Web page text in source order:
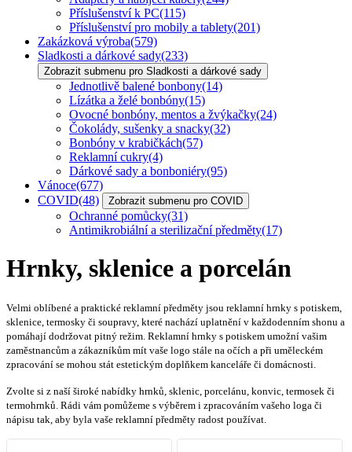
Příslušenství k PC(115)
Příslušenství pro mobily a tablety(201)
Zakázková výroba(579)
Sladkosti a dárkové sady(233)
Zobrazit submenu pro Sladkosti a dárkové sady
Jednotlivě balené bonbony(14)
Lízátka a želé bonbóny(15)
Ovocné bonbóny, mentos a žvýkačky(24)
Čokolády, sušenky a snacky(32)
Bonbóny v krabičkách(57)
Reklamní cukry(4)
Dárkové sady a bonboniéry(95)
Vánoce(677)
COVID(48) Zobrazit submenu pro COVID
Ochranné pomůcky(31)
Antimikrobiální a sterilizační předměty(17)
Hrnky, sklenice a porcelán
Velmi oblíbené a praktické reklamní předměty jsou reklamní hrnky s potiskem,
sklenice, termosky či soupravy, které nachází uplatnění v každodenním shonu a
pomáhají dodržovat pitný režim. Reklamní hrnky s potiskem umožní vašim
zaměstnancům a zákazníkům mít vaše logo stále na očích a při uměleckém
zpracování se mohou stát estetickým doplňkem kanceláře či domácnosti.
Zvolte si z naší široké nabídky hrnků, sklenic, porcelánu, konvic, termosek či
termohrnků. Rádi vám pomůžeme s výběrem i zpracováním vašeho loga či
nápisu tak, aby byla vaše reklamní předměty radost používat.